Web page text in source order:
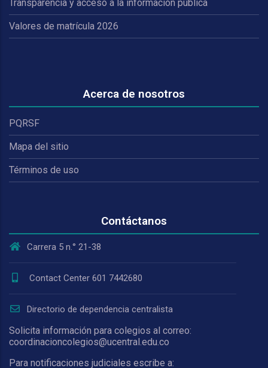
Transparencia y acceso a la información pública
Valores de matrícula 2026
Acerca de nosotros
PQRSF
Mapa del sitio
Términos de uso
Contáctanos
Carrera 5 n.° 21-38
Contact Center 601 7442680
Directorio de dependencia centralista
Solicita información para colegios al correo:
coordinacioncolegios@ucentral.edu.co
Para notificaciones judiciales escribe a: